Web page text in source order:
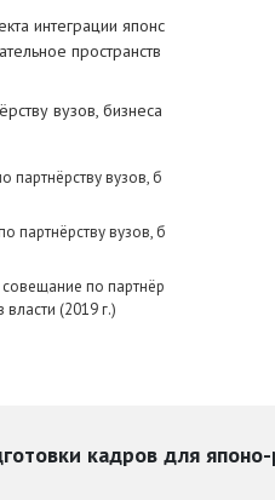
интеграции японс
пространств
вузов, бизнеса
партнёрству вузов, б
партнёрству вузов, б
по партнёр
власти (2019 г.)
кадров для